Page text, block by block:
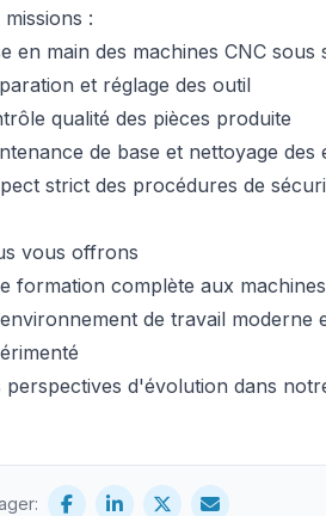
missions :
en main des machines CNC sous
et réglage des outil
qualité des pièces produite
de base et nettoyage des
strict des procédures de
vous offrons
formation complète aux
de travail moderne
perspectives d'évolution dans